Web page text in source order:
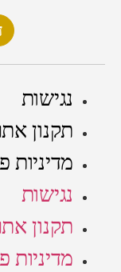
נגישות
תקנון
מדיניות
נגישות
תקנון
מדיניות